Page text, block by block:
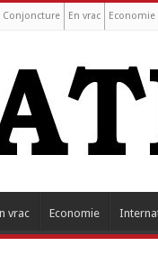
Conjoncture En vrac Economie
vrac Economie